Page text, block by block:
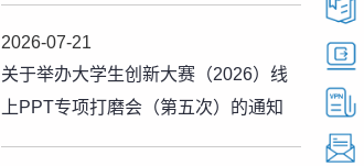
2026-07-21
关于举办大学生创新大赛（2026）线
上PPT专项打磨会（第五次）的通知